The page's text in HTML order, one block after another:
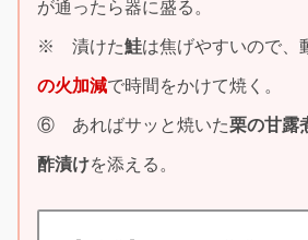
が通ったら器に盛る。
※ 漬けた鮭は焦げやすいので、
の火加減で時間をかけて焼く。
⑥ あればサッと焼いた栗の甘露
酢漬けを添える。